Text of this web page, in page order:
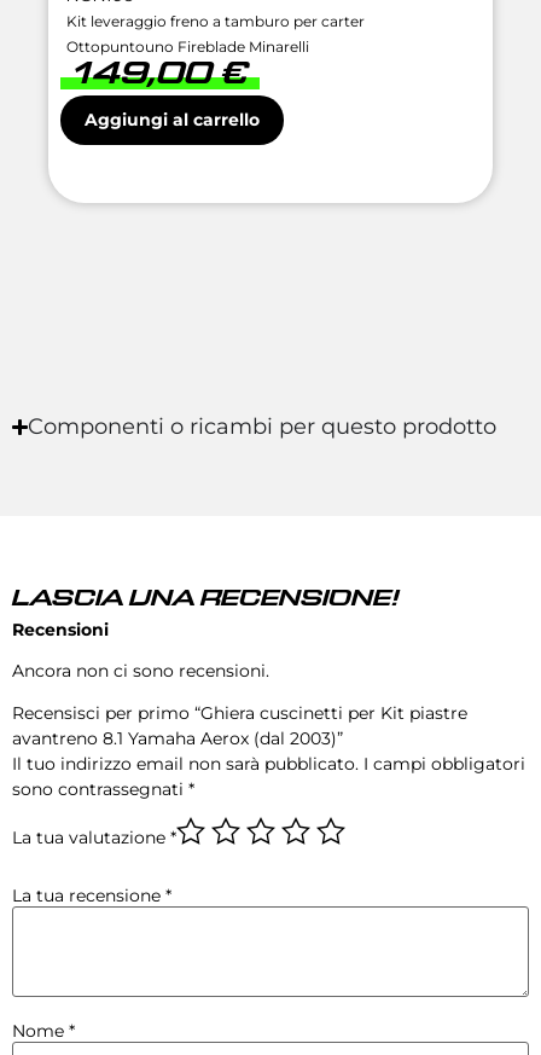
Kit leveraggio freno a tamburo per carter
Ottopuntouno Fireblade Minarelli
149,00€
Aggiungi al carrello
Componenti o ricambi per questo prodotto
LASCIA UNA RECENSIONE!
Recensioni
Ancora non ci sono recensioni.
Recensisci per primo “Ghiera cuscinetti per Kit piastre
avantreno 8.1 Yamaha Aerox (dal 2003)”
Il tuo indirizzo email non sarà pubblicato. I campi obbligatori
sono contrassegnati *
La tua valutazione *
La tua recensione *
Nome *